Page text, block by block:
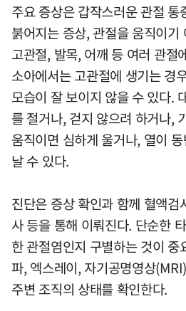
주요 증상은 갑작스러운 관절
붉어지는 증상, 관절을 움직이
고관절, 발목, 어깨 등 여러 관절
소아에서는 고관절에 생기는 경
모습이 잘 보이지 않을 수 있다.
를 절거나, 걷지 않으려 하거나,
움직이면 심하게 울거나, 열이
날 수 있다.
진단은 증상 확인과 함께 혈액검
사 등을 통해 이뤄진다. 단순한
한 관절염인지 구별하는 것이
파, 엑스레이, 자기공명영상
주변 조직의 상태를 확인한다.